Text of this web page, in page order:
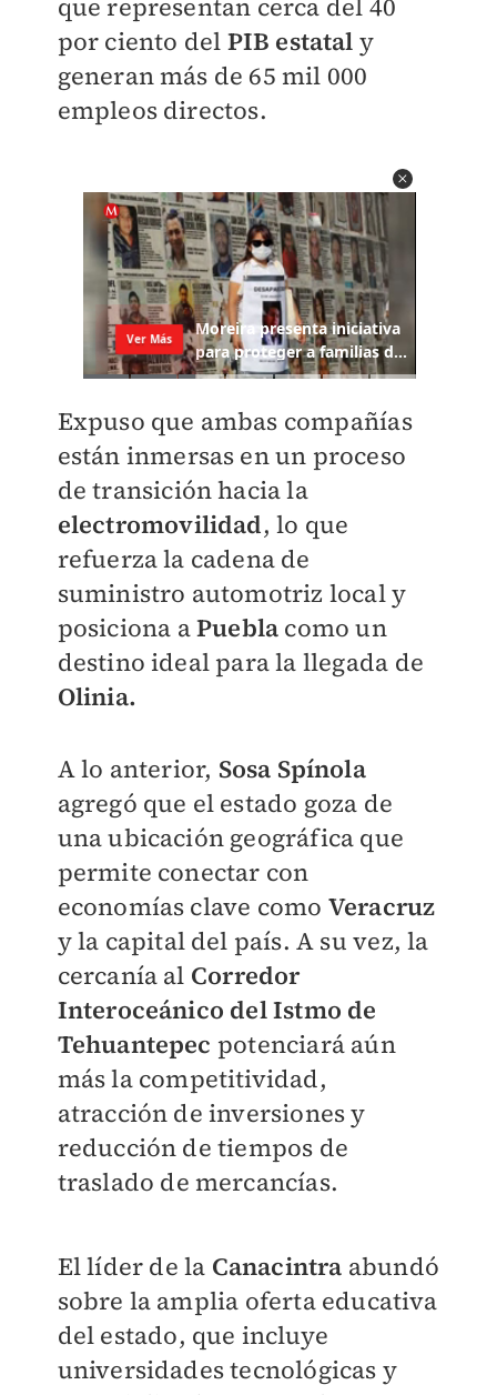
que representan cerca del 40
por ciento del PIB estatal y
generan más de 65 mil 000
empleos directos.
Expuso que ambas compañías
están inmersas en un proceso
de transición hacia la
electromovilidad, lo que
refuerza la cadena de
suministro automotriz local y
posiciona aPuebla como un
destino ideal para la llegada de
Olinia.
A lo anterior, Sosa Spínola
agregó que el estado goza de
una ubicación geográfica que
permite conectar con
economías clave como Veracruz
y la capital del país. A su vez, la
cercanía al Corredor
Interoceánico del Istmo de
Tehuantepec potenciará aún
más la competitividad,
atracción de inversiones y
reducción de tiempos de
traslado de mercancías.
El líder de la Canacintra abundó
sobre la amplia oferta educativa
del estado, que incluye
universidades tecnológicas y